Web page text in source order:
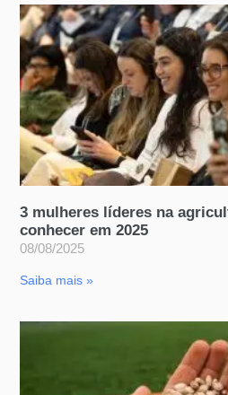
3 mulheres líderes na
conhecer em 2025
08/08/2025
Saiba mais »